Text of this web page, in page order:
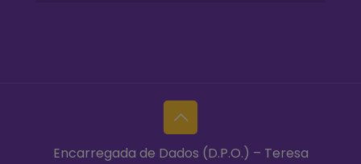
Encarregada de Dados (D.P.O.) – Teresa